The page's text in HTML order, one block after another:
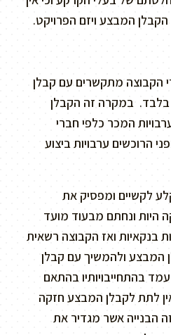
המבצע ויזם הפרויקט.
הקבוצה מתקשרים עם קבלן
בלבד. במקרה זה הקבלן
המכר כלפי חברי
הרוכשים ערבויות ביצוע
לקשיים ומפסיק את
היות ונחתם מבעוד מועד
בנקאיות ואז הקבוצה רשאית
המבצע ולהמשיך עם קבלן
בהתחייבויותיו בהתאם
לתת לקבלן המבצע חזקה
הבנייה אשר מגדיר את